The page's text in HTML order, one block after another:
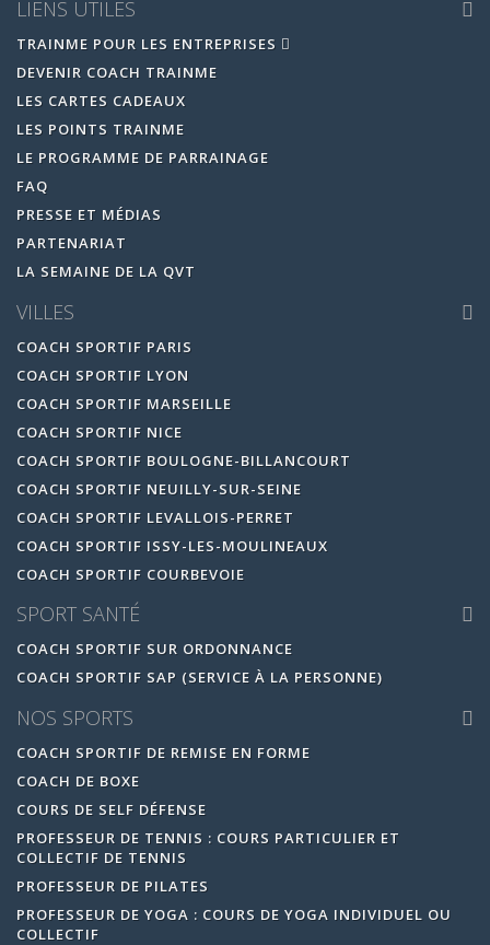
LIENS UTILES
TRAINME POUR LES ENTREPRISES
DEVENIR COACH TRAINME
LES CARTES CADEAUX
LES POINTS TRAINME
LE PROGRAMME DE PARRAINAGE
FAQ
PRESSE ET MÉDIAS
PARTENARIAT
LA SEMAINE DE LA QVT
VILLES
COACH SPORTIF PARIS
COACH SPORTIF LYON
COACH SPORTIF MARSEILLE
COACH SPORTIF NICE
COACH SPORTIF BOULOGNE-BILLANCOURT
COACH SPORTIF NEUILLY-SUR-SEINE
COACH SPORTIF LEVALLOIS-PERRET
COACH SPORTIF ISSY-LES-MOULINEAUX
COACH SPORTIF COURBEVOIE
SPORT SANTÉ
COACH SPORTIF SUR ORDONNANCE
COACH SPORTIF SAP (SERVICE À LA PERSONNE)
NOS SPORTS
COACH SPORTIF DE REMISE EN FORME
COACH DE BOXE
COURS DE SELF DÉFENSE
PROFESSEUR DE TENNIS : COURS PARTICULIER ET
COLLECTIF DE TENNIS
PROFESSEUR DE PILATES
PROFESSEUR DE YOGA : COURS DE YOGA INDIVIDUEL OU
COLLECTIF